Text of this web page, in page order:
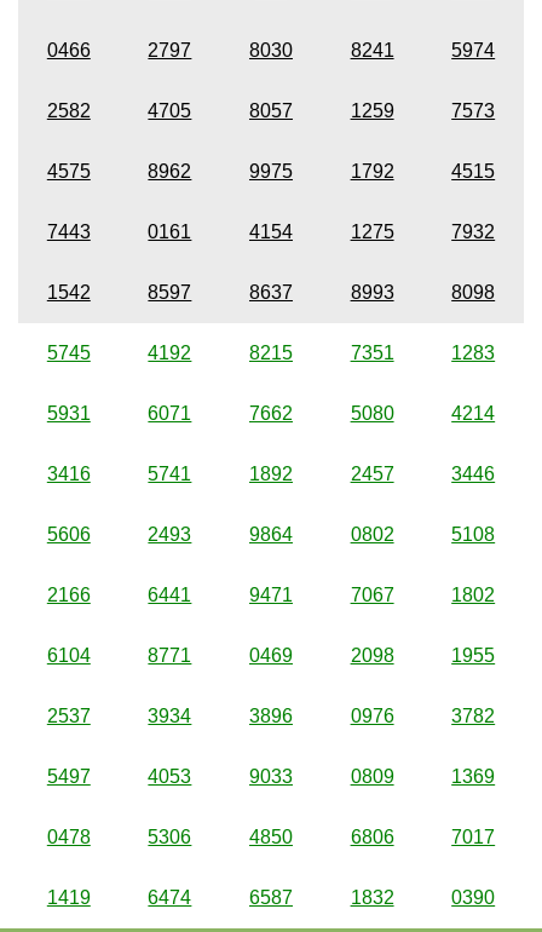
0466 2797 8030 8241 5974
2582 4705 8057 1259 7573
4575 8962 9975 1792 4515
7443 0161 4154 1275 7932
1542 8597 8637 8993 8098
5745 4192 8215 7351 1283
5931 6071 7662 5080 4214
3416 5741 1892 2457 3446
5606 2493 9864 0802 5108
2166 6441 9471 7067 1802
6104 8771 0469 2098 1955
2537 3934 3896 0976 3782
5497 4053 9033 0809 1369
0478 5306 4850 6806 7017
1419 6474 6587 1832 0390